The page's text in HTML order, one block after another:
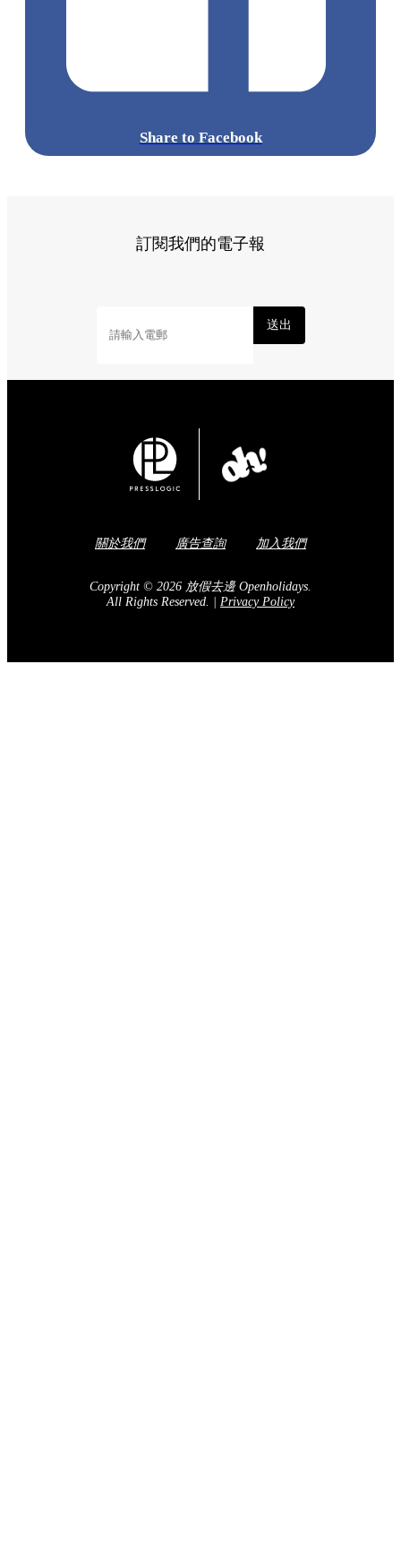
Share to Facebook
訂閱我們的電子報
送出
關於我們 廣告查詢 加入我們
Copyright © 2026 放假去邊 Openholidays.
All Rights Reserved.
Privacy Policy